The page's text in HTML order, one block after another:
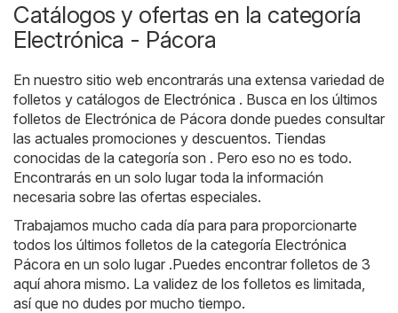
Catálogos y ofertas en la categoría
Electrónica - Pácora
En nuestro sitio web encontrarás una extensa variedad de
folletos y catálogos de Electrónica . Busca en los últimos
folletos de Electrónica de Pácora donde puedes consultar
las actuales promociones y descuentos. Tiendas
conocidas de la categoría son . Pero eso no es todo.
Encontrarás en un solo lugar toda la información
necesaria sobre las ofertas especiales.
Trabajamos mucho cada día para para proporcionarte
todos los últimos folletos de la categoría Electrónica
Pácora en un solo lugar .Puedes encontrar folletos de 3
aquí ahora mismo. La validez de los folletos es limitada,
así que no dudes por mucho tiempo.